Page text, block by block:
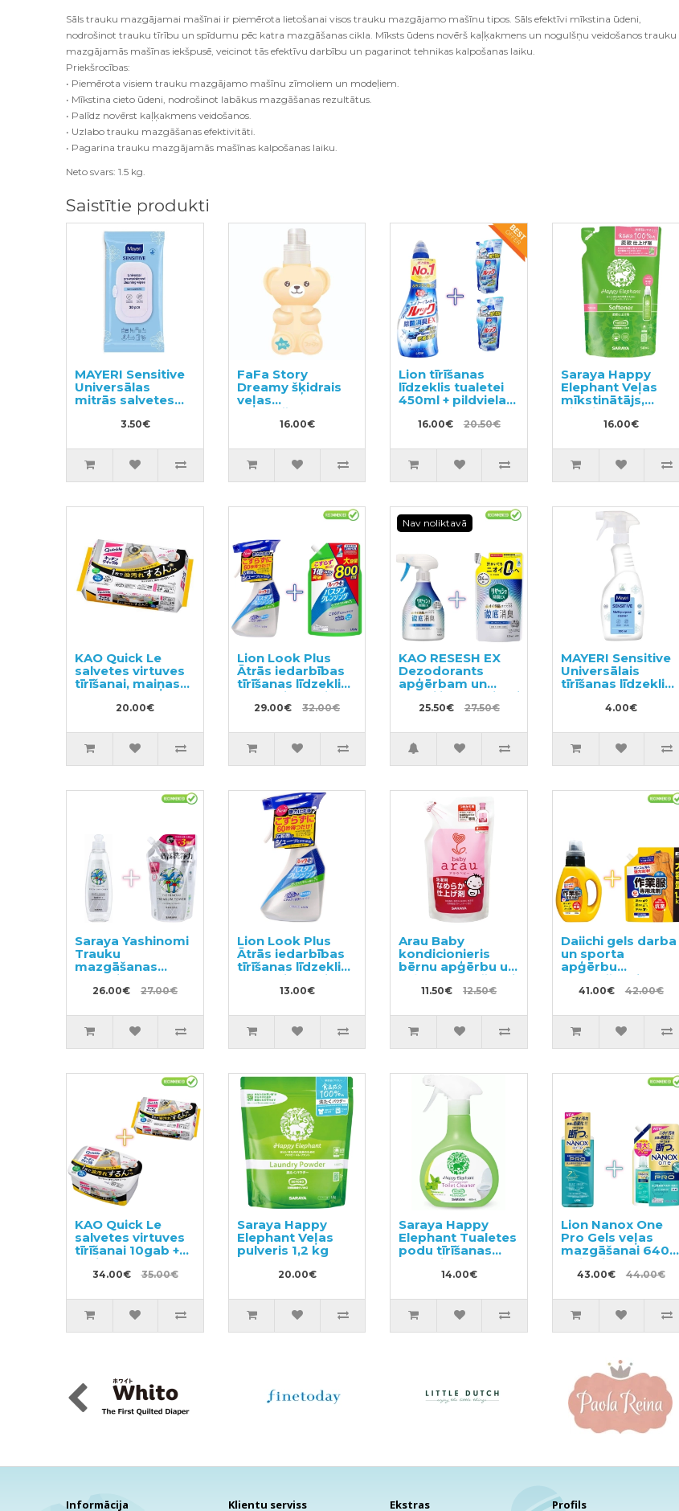
Sāls trauku mazgājamai mašīnai ir piemērota lietošanai visos trauku mazgājamo mašīnu tipos. Sāls efektīvi mīkstina ūdeni,
nodrošinot trauku tīrību un spīdumu pēc katra mazgāšanas cikla. Mīksts ūdens novērš kaļķakmens un nogulšņu veidošanos trauku
mazgājamās mašīnas iekšpusē, veicinot tās efektīvu darbību un pagarinot tehnikas kalpošanas laiku.
Priekšrocības:
• Piemērota visiem trauku mazgājamo mašīnu zīmoliem un modeļiem.
• Mīkstina cieto ūdeni, nodrošinot labākus mazgāšanas rezultātus.
• Palīdz novērst kaļķakmens veidošanos.
• Uzlabo trauku mazgāšanas efektivitāti.
• Pagarina trauku mazgājamās mašīnas kalpošanas laiku.
Neto svars: 1.5 kg.
Saistītie produkti
MAYERI Sensitive
Universālas
mitrās salvetes
3.50€
FaFa Story
Dreamy šķidrais
veļas
mazgāšanas
līdzeklis 400g
16.00€
Lion tīrīšanas
līdzeklis tualetei
450ml + pildviela
16.00€ 20.50€
Saraya Happy
Elephant Veļas
mīkstinātājs,
pildviela 540ml
16.00€
KAO Quick Le
salvetes virtuves
tīrīšanai, maiņas
20.00€
Lion Look Plus
Ātrās iedarbības
tīrīšanas līdzeklis
vannasistabai ar
citrusaugļu
pildviela 800ml
29.00€ 32.00€
Nav noliktavā
KAO RESESH EX
Dezodorants
apģērbam un
tekstilizstrādājumiem
370ml + pildviela
25.50€ 27.50€
MAYERI Sensitive
Universālais
tīrīšanas līdzeklis
4.00€
Saraya Yashinomi
Trauku
mazgāšanas
līdzeklis 200ml +
pildviela 540ml
26.00€ 27.00€
Lion Look Plus
Ātrās iedarbības
tīrīšanas līdzeklis
vannasistabai ar
citrusaugļu
13.00€
Arau Baby
kondicionieris
bērnu apģērbu un
veļas mazgāšanai,
pildviela 440ml
11.50€ 12.50€
Daiichi gels darba
un sporta
apģērbu
mazgāšanai 800g
+ pildviela 1.5kg
41.00€ 42.00€
KAO Quick Le
salvetes virtuves
tīrīšanai 10gab +
maiņas bloks
24gab
34.00€ 35.00€
Saraya Happy
Elephant Veļas
pulveris 1,2 kg
20.00€
Saraya Happy
Elephant Tualetes
podu tīrīšanas
līdzeklis 400ml
14.00€
Lion Nanox One
Pro Gels veļas
mazgāšanai 640g
+ pildviela 790g
43.00€ 44.00€
Informācija Klientu serviss Ekstras Profils